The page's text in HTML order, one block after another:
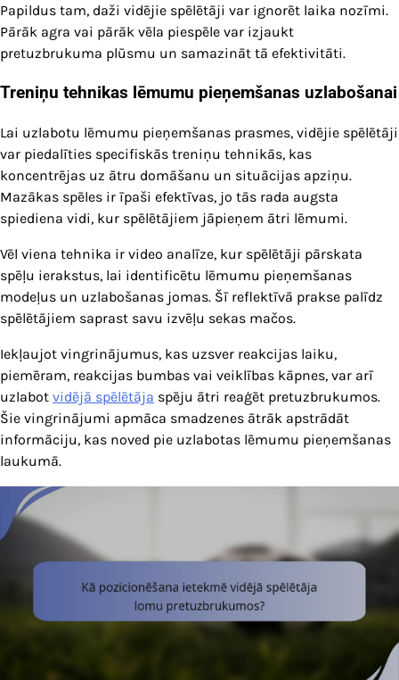
Papildus tam, daži vidējie spēlētāji var ignorēt laika nozīmi.
Pārāk agra vai pārāk vēla piespēle var izjaukt
pretuzbrukuma plūsmu un samazināt tā efektivitāti.
Treniņu tehnikas lēmumu pieņemšanas uzlabošanai
Lai uzlabotu lēmumu pieņemšanas prasmes, vidējie spēlētāji
var piedalīties specifiskās treniņu tehnikās, kas
koncentrējas uz ātru domāšanu un situācijas apziņu.
Mazākas spēles ir īpaši efektīvas, jo tās rada augsta
spiediena vidi, kur spēlētājiem jāpieņem ātri lēmumi.
Vēl viena tehnika ir video analīze, kur spēlētāji pārskata
spēļu ierakstus, lai identificētu lēmumu pieņemšanas
modeļus un uzlabošanas jomas. Šī reflektīvā prakse palīdz
spēlētājiem saprast savu izvēļu sekas mačos.
Iekļaujot vingrinājumus, kas uzsver reakcijas laiku,
piemēram, reakcijas bumbas vai veiklības kāpnes, var arī
uzlabot vidējā spēlētāja spēju ātri reaģēt pretuzbrukumos.
Šie vingrinājumi apmāca smadzenes ātrāk apstrādāt
informāciju, kas noved pie uzlabotas lēmumu pieņemšanas
laukumā.